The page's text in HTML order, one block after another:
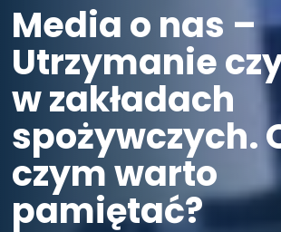
Media o nas –
Utrzymanie
w zakładach
spożywczych.
czym warto
pamiętać?